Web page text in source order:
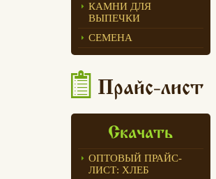
КАМНИ ДЛЯ
ВЫПЕЧКИ
СЕМЕНА
Прайс-лист
Скачать
ОПТОВЫЙ ПРАЙС-
ЛИСТ: ХЛЕБ